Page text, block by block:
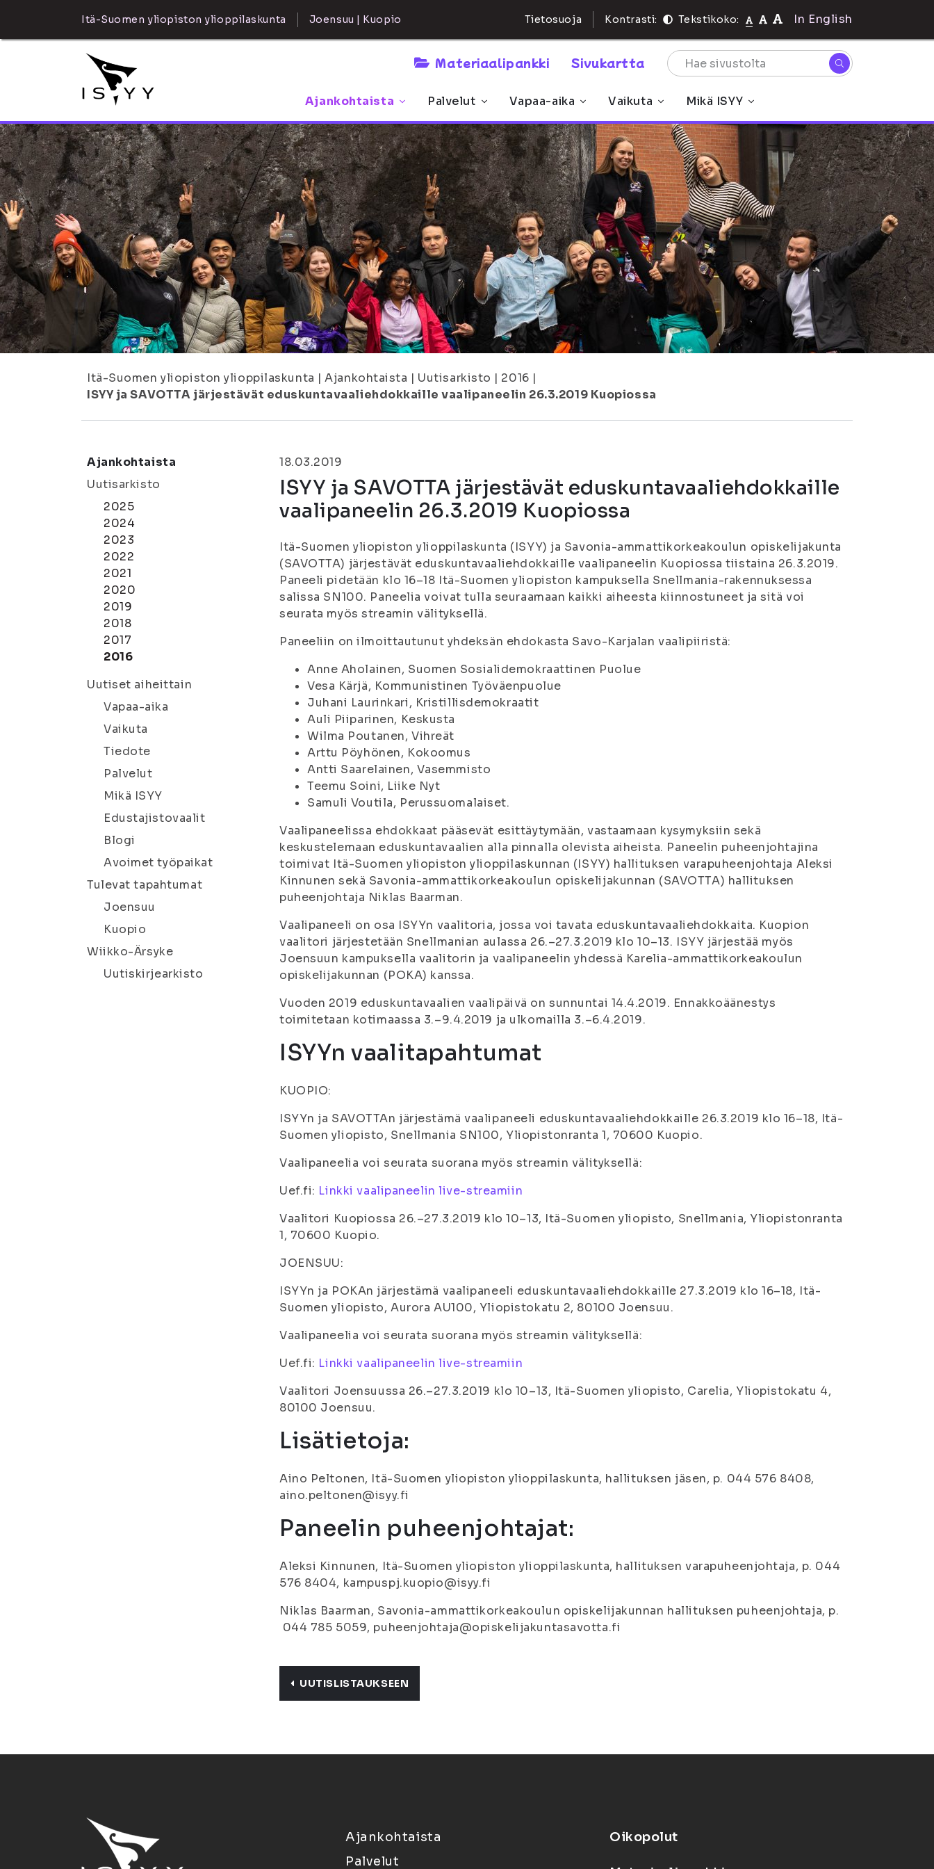
Itä-Suomen yliopiston ylioppilaskunta Joensuu | Kuopio Tietosuoja Kontrasti: Tekstikoko: In English
Materiaalipankki Sivukartta
Ajankohtaista Palvelut Vapaa-aika Vaikuta Mikä ISYY
Itä-Suomen yliopiston ylioppilaskunta | Ajankohtaista | Uutisarkisto | 2016 |
ISYY ja SAVOTTA järjestävät eduskuntavaaliehdokkaille vaalipaneelin 26.3.2019 Kuopiossa
Ajankohtaista
Uutisarkisto
2025
2024
2023
2022
2021
2020
2019
2018
2017
2016
Uutiset aiheittain
Vapaa-aika
Vaikuta
Tiedote
Palvelut
Mikä ISYY
Edustajistovaalit
Blogi
Avoimet työpaikat
Tulevat tapahtumat
Joensuu
Kuopio
Wiikko-Ärsyke
Uutiskirjearkisto
18.03.2019
ISYY ja SAVOTTA järjestävät eduskuntavaaliehdokkaille
vaalipaneelin 26.3.2019 Kuopiossa
Itä-Suomen yliopiston ylioppilaskunta (ISYY) ja Savonia-ammattikorkeakoulun opiskelijakunta
(SAVOTTA) järjestävät eduskuntavaaliehdokkaille vaalipaneelin Kuopiossa tiistaina 26.3.2019.
Paneeli pidetään klo 16–18 Itä-Suomen yliopiston kampuksella Snellmania-rakennuksessa
salissa SN100. Paneelia voivat tulla seuraamaan kaikki aiheesta kiinnostuneet ja sitä voi
seurata myös streamin välityksellä.
Paneeliin on ilmoittautunut yhdeksän ehdokasta Savo-Karjalan vaalipiiristä:
Anne Aholainen, Suomen Sosialidemokraattinen Puolue
Vesa Kärjä, Kommunistinen Työväenpuolue
Juhani Laurinkari, Kristillisdemokraatit
Auli Piiparinen, Keskusta
Wilma Poutanen, Vihreät
Arttu Pöyhönen, Kokoomus
Antti Saarelainen, Vasemmisto
Teemu Soini, Liike Nyt
Samuli Voutila, Perussuomalaiset.
Vaalipaneelissa ehdokkaat pääsevät esittäytymään, vastaamaan kysymyksiin sekä
keskustelemaan eduskuntavaalien alla pinnalla olevista aiheista. Paneelin puheenjohtajina
toimivat Itä-Suomen yliopiston ylioppilaskunnan (ISYY) hallituksen varapuheenjohtaja Aleksi
Kinnunen sekä Savonia-ammattikorkeakoulun opiskelijakunnan (SAVOTTA) hallituksen
puheenjohtaja Niklas Baarman.
Vaalipaneeli on osa ISYYn vaalitoria, jossa voi tavata eduskuntavaaliehdokkaita. Kuopion
vaalitori järjestetään Snellmanian aulassa 26.–27.3.2019 klo 10–13. ISYY järjestää myös
Joensuun kampuksella vaalitorin ja vaalipaneelin yhdessä Karelia-ammattikorkeakoulun
opiskelijakunnan (POKA) kanssa.
Vuoden 2019 eduskuntavaalien vaalipäivä on sunnuntai 14.4.2019. Ennakkoäänestys
toimitetaan kotimaassa 3.–9.4.2019 ja ulkomailla 3.–6.4.2019.
ISYYn vaalitapahtumat
KUOPIO:
ISYYn ja SAVOTTAn järjestämä vaalipaneeli eduskuntavaaliehdokkaille 26.3.2019 klo 16–18, Itä-
Suomen yliopisto, Snellmania SN100, Yliopistonranta 1, 70600 Kuopio.
Vaalipaneelia voi seurata suorana myös streamin välityksellä:
Uef.fi: Linkki vaalipaneelin live-streamiin
Vaalitori Kuopiossa 26.–27.3.2019 klo 10–13, Itä-Suomen yliopisto, Snellmania, Yliopistonranta
1, 70600 Kuopio.
JOENSUU:
ISYYn ja POKAn järjestämä vaalipaneeli eduskuntavaaliehdokkaille 27.3.2019 klo 16–18, Itä-
Suomen yliopisto, Aurora AU100, Yliopistokatu 2, 80100 Joensuu.
Vaalipaneelia voi seurata suorana myös streamin välityksellä:
Uef.fi: Linkki vaalipaneelin live-streamiin
Vaalitori Joensuussa 26.–27.3.2019 klo 10–13, Itä-Suomen yliopisto, Carelia, Yliopistokatu 4,
80100 Joensuu.
Lisätietoja:
Aino Peltonen, Itä-Suomen yliopiston ylioppilaskunta, hallituksen jäsen, p. 044 576 8408,
aino.peltonen@isyy.fi
Paneelin puheenjohtajat:
Aleksi Kinnunen, Itä-Suomen yliopiston ylioppilaskunta, hallituksen varapuheenjohtaja, p. 044
576 8404, kampuspj.kuopio@isyy.fi
Niklas Baarman, Savonia-ammattikorkeakoulun opiskelijakunnan hallituksen puheenjohtaja, p.
044 785 5059, puheenjohtaja@opiskelijakuntasavotta.fi
UUTISLISTAUKSEEN
Ajankohtaista
Palvelut
Oikopolut